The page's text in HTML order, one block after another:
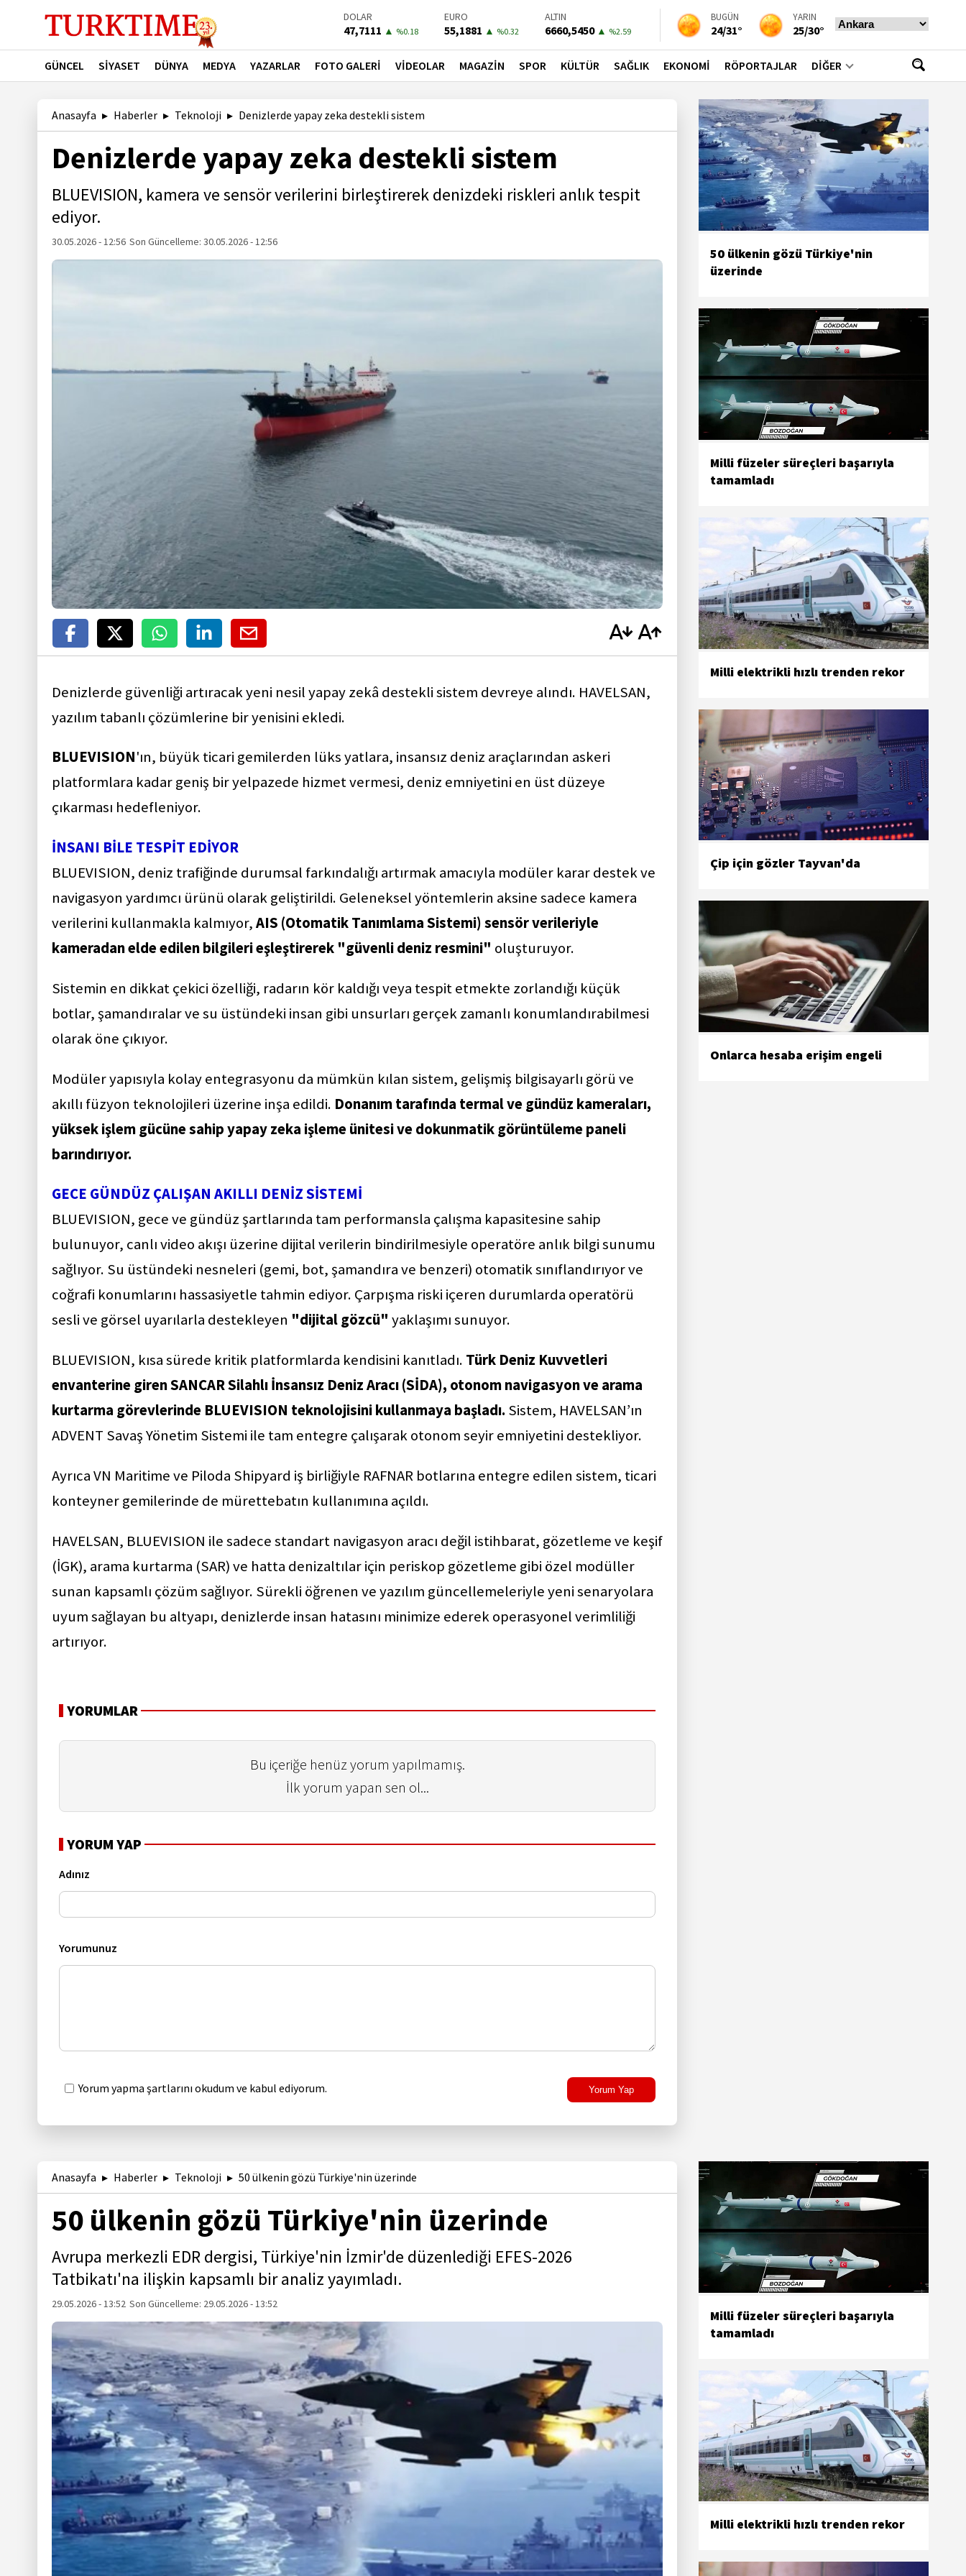
DOLAR
47,7111 ▲ %0.18
EURO
55,1881 ▲ %0.32
ALTIN
6660,5450 ▲ %2.59
BIST-100
13779,39 ▼ %-0.14
PETROL
81,4900▼ %-1.56
BONO
41,3000 ▼ %-0.55
BUGÜN
24/31°
YARIN
25/30°
GÜNCEL SİYASET DÜNYA MEDYA YAZARLAR FOTO GALERİ VİDEOLAR MAGAZİN SPOR KÜLTÜR SAĞLIK EKONOMİ RÖPORTAJLAR DİĞER
Anasayfa Haberler Teknoloji Denizlerde yapay zeka destekli sistem
Denizlerde yapay zeka destekli sistem
BLUEVISION, kamera ve sensör verilerini birleştirerek denizdeki riskleri anlık tespit
ediyor.
30.05.2026 - 12:56 Son Güncelleme:30.05.2026 - 12:56
Denizlerde güvenliği artıracak yeni nesil yapay zekâ destekli sistem devreye alındı. HAVELSAN,
yazılım tabanlı çözümlerine bir yenisini ekledi.
BLUEVISION'ın, büyük ticari gemilerden lüks yatlara, insansız deniz araçlarından askeri
platformlara kadar geniş bir yelpazede hizmet vermesi, deniz emniyetini en üst düzeye
çıkarması hedefleniyor.
İNSANI BİLE TESPİT EDİYOR
BLUEVISION, deniz trafiğinde durumsal farkındalığı artırmak amacıyla modüler karar destek ve
navigasyon yardımcı ürünü olarak geliştirildi. Geleneksel yöntemlerin aksine sadece kamera
verilerini kullanmakla kalmıyor,AIS (Otomatik Tanımlama Sistemi) sensör verileriyle
kameradan elde edilen bilgileri eşleştirerek "güvenli deniz resmini" oluşturuyor.
Sistemin en dikkat çekici özelliği, radarın kör kaldığı veya tespit etmekte zorlandığı küçük
botlar, şamandıralar ve su üstündeki insan gibi unsurları gerçek zamanlı konumlandırabilmesi
olarak öne çıkıyor.
Modüler yapısıyla kolay entegrasyonu da mümkün kılan sistem, gelişmiş bilgisayarlı görü ve
akıllı füzyon teknolojileri üzerine inşa edildi. Donanım tarafında termal ve gündüz kameraları,
yüksek işlem gücüne sahip yapay zeka işleme ünitesi ve dokunmatik görüntüleme paneli
barındırıyor.
GECE GÜNDÜZ ÇALIŞAN AKILLI DENİZ SİSTEMİ
BLUEVISION, gece ve gündüz şartlarında tam performansla çalışma kapasitesine sahip
bulunuyor, canlı video akışı üzerine dijital verilerin bindirilmesiyle operatöre anlık bilgi sunumu
sağlıyor. Su üstündeki nesneleri (gemi, bot, şamandıra ve benzeri) otomatik sınıflandırıyor ve
coğrafi konumlarını hassasiyetle tahmin ediyor. Çarpışma riski içeren durumlarda operatörü
sesli ve görsel uyarılarla destekleyen "dijital gözcü" yaklaşımı sunuyor.
BLUEVISION, kısa sürede kritik platformlarda kendisini kanıtladı. Türk Deniz Kuvvetleri
envanterine giren SANCAR Silahlı İnsansız Deniz Aracı (SİDA), otonom navigasyon ve arama
kurtarma görevlerinde BLUEVISION teknolojisini kullanmaya başladı. Sistem, HAVELSAN’ın
ADVENT Savaş Yönetim Sistemi ile tam entegre çalışarak otonom seyir emniyetini destekliyor.
Ayrıca VN Maritime ve Piloda Shipyard iş birliğiyle RAFNAR botlarına entegre edilen sistem, ticari
konteyner gemilerinde de mürettebatın kullanımına açıldı.
HAVELSAN, BLUEVISION ile sadece standart navigasyon aracı değil istihbarat, gözetleme ve keşif
(İGK), arama kurtarma (SAR) ve hatta denizaltılar için periskop gözetleme gibi özel modüller
sunan kapsamlı çözüm sağlıyor. Sürekli öğrenen ve yazılım güncellemeleriyle yeni senaryolara
uyum sağlayan bu altyapı, denizlerde insan hatasını minimize ederek operasyonel verimliliği
artırıyor.
YORUMLAR
Bu içeriğe henüz yorum yapılmamış.
İlk yorum yapan sen ol...
YORUM YAP
Adınız
Yorumunuz
Yorum yapma şartlarını okudum ve kabul ediyorum. Yorum Yap
50 ülkenin gözü Türkiye'nin
üzerinde
Milli füzeler süreçleri başarıyla
tamamladı
Milli elektrikli hızlı trenden rekor
Çip için gözler Tayvan'da
Onlarca hesaba erişim engeli
Anasayfa Haberler Teknoloji 50 ülkenin gözü Türkiye'nin üzerinde
50 ülkenin gözü Türkiye'nin üzerinde
Avrupa merkezli EDR dergisi, Türkiye'nin İzmir'de düzenlediği EFES-2026
Tatbikatı'na ilişkin kapsamlı bir analiz yayımladı.
29.05.2026 - 13:52 Son Güncelleme: 29.05.2026 - 13:52
Milli füzeler süreçleri başarıyla
tamamladı
Milli elektrikli hızlı trenden rekor